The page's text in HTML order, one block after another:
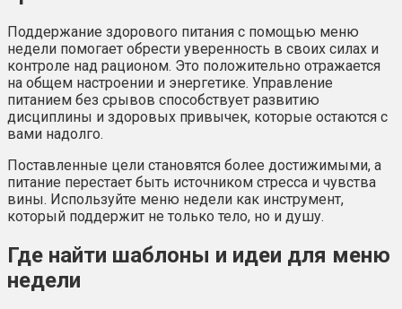
Поддержание здорового питания с помощью меню
недели помогает обрести уверенность в своих силах и
контроле над рационом. Это положительно отражается
на общем настроении и энергетике. Управление
питанием без срывов способствует развитию
дисциплины и здоровых привычек, которые остаются с
вами надолго.
Поставленные цели становятся более достижимыми, а
питание перестает быть источником стресса и чувства
вины. Используйте меню недели как инструмент,
который поддержит не только тело, но и душу.
Где найти шаблоны и идеи для меню
недели